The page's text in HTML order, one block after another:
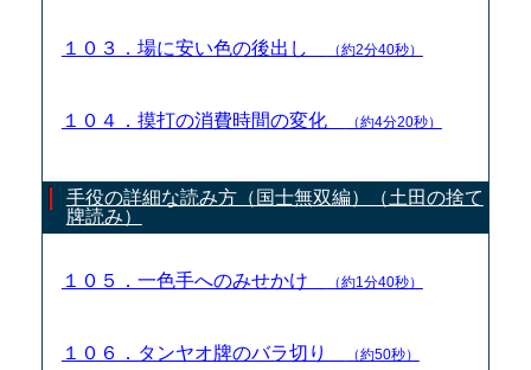
１０３．場に安い色の後出し （約2分40秒）
１０４．摸打の消費時間の変化 （約4分20秒）
手役の詳細な読み方（国士無双編）（土田の捨て
牌読み）
１０５．一色手へのみせかけ （約1分40秒）
１０６．タンヤオ牌のバラ切り （約50秒）